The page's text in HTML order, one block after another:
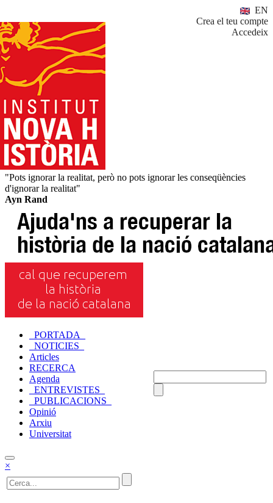
EN
Crea el teu compte
Accedeix
"Pots ignorar la realitat, però no pots ignorar les conseqüències
d'ignorar la realitat"
Ayn Rand
_PORTADA_
_NOTICIES_
Articles
RECERCA
Agenda
_ENTREVISTES_
_PUBLICACIONS_
Opinió
Arxiu
Universitat
×